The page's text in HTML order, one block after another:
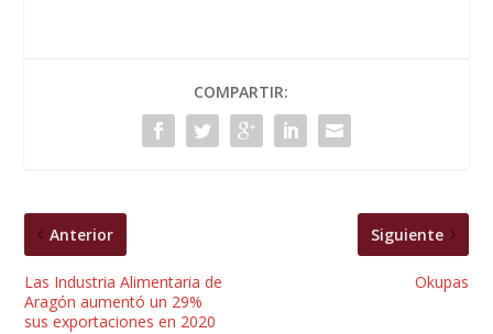
COMPARTIR:
Anterior
Las Industria Alimentaria de
Aragón aumentó un 29%
sus exportaciones en 2020
Siguiente
Okupas